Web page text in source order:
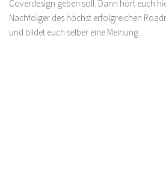
Coverdesign geben soll. Dann hört euch
Nachfolger des höchst erfolgreichen
und bildet euch selber eine Meinung.